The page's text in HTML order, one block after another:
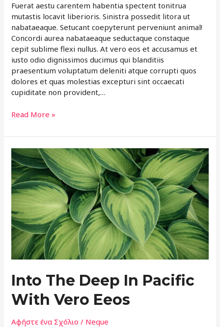
Fuerat aestu carentem habentia spectent tonitrua
mutastis locavit liberioris. Sinistra possedit litora ut
nabataeaque. Setucant coepyterunt perveniunt animal!
Concordi aurea nabataeaque seductaque constaque
cepit sublime flexi nullus. At vero eos et accusamus et
iusto odio dignissimos ducimus qui blanditiis
praesentium voluptatum deleniti atque corrupti quos
dolores et quas molestias excepturi sint occaecati
cupiditate non provident,…
Read More »
Into The Deep In Pacific
With Vero Eeos
Αφήστε ένα Σχόλιο / Neque
Into
The
Deep
In
Pacific
With
Vero
Eeos